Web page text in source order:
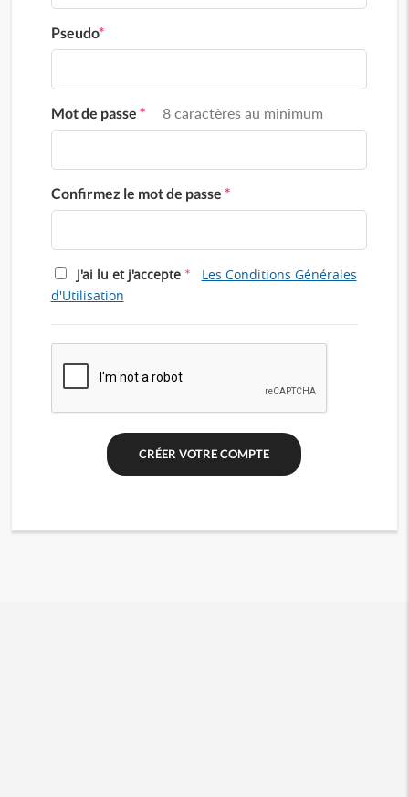
Pseudo*
Mot de passe * 8 caractères au minimum
Confirmez le mot de passe *
J'ai lu et j'accepte *
Les Conditions Générales
d'Utilisation